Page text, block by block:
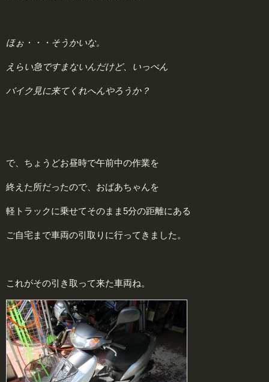
ほぉ・・・そうかいな。
えらい急ですまないんだけど、いっぺん
バイク見に来てくれへんやろうか？
で、ちょうどお昼時で午前中の作業を
終えた所だったので、おばあちゃんを
軽トラックに乗せてそのまま5分の距離にある
ご自宅まで車両の引取りに行ってきました。
これがその引き取って来た車両ね。